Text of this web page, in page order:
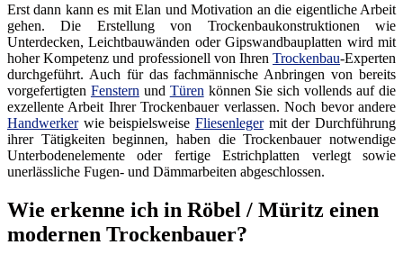
Erst dann kann es mit Elan und Motivation an die eigentliche Arbeit
gehen. Die Erstellung von Trockenbaukonstruktionen wie
Unterdecken, Leichtbauwänden oder Gipswandbauplatten wird mit
hoher Kompetenz und professionell von Ihren Trockenbau-Experten
durchgeführt. Auch für das fachmännische Anbringen von bereits
vorgefertigten Fenstern und Türen können Sie sich vollends auf die
exzellente Arbeit Ihrer Trockenbauer verlassen. Noch bevor andere
Handwerkerwie beispielsweise Fliesenlegermit der Durchführung
ihrer Tätigkeiten beginnen, haben die Trockenbauer notwendige
Unterbodenelemente oder fertige Estrichplatten verlegt sowie
unerlässliche Fugen- und Dämmarbeiten abgeschlossen.
Wie erkenne ich in Röbel / Müritz einen
modernen Trockenbauer?